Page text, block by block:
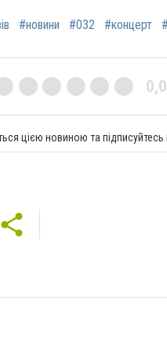
#новини #032 #концерт
0,0
цією новиною та